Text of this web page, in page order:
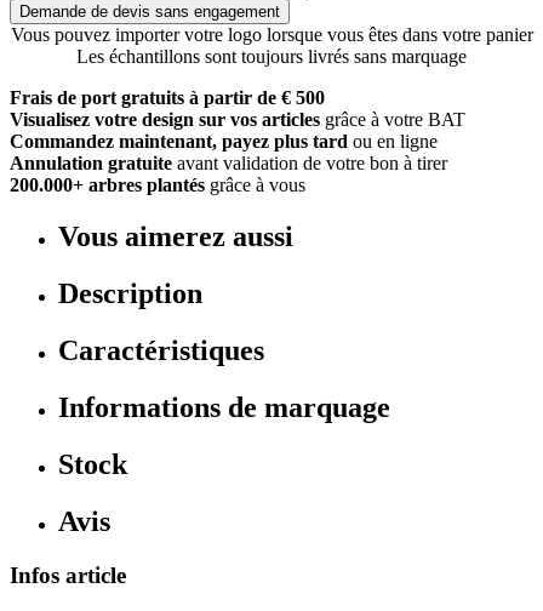
Demande de devis sans engagement
Vous pouvez importer votre logo lorsque vous êtes dans votre panier
Les échantillons sont toujours livrés sans marquage
Frais de port gratuits à partir de € 500
Visualisez votre design sur vos articles grâce à votre BAT
Commandez maintenant, payez plus tard ou en ligne
Annulation gratuite avant validation de votre bon à tirer
200.000+ arbres plantés grâce à vous
Vous aimerez aussi
Description
Caractéristiques
Informations de marquage
Stock
Avis
Infos article